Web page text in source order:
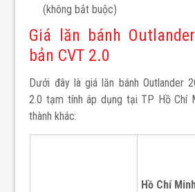
(không bắt buộc)
Giá lăn bánh
bản CVT 2.0
Dưới đây là giá lăn bánh Outlander
2.0 tạm tính áp dụng tại TP Hồ Chí
thành khác:
Hồ Chí